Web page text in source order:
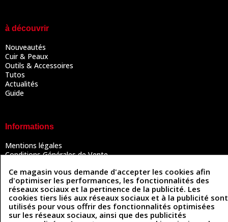
à découvrir
Nouveautés
Cuir & Peaux
Outils & Accessoires
Tutos
Actualités
Guide
Informations
Mentions légales
Conditions Générales de Vente
Politique des cookies
Contactez-nous
Coordonnées
Ce magasin vous demande d'accepter les cookies afin
d'optimiser les performances, les fonctionnalités des
réseaux sociaux et la pertinence de la publicité. Les
cookies tiers liés aux réseaux sociaux et à la publicité sont
utilisés pour vous offrir des fonctionnalités optimisées
sur les réseaux sociaux, ainsi que des publicités